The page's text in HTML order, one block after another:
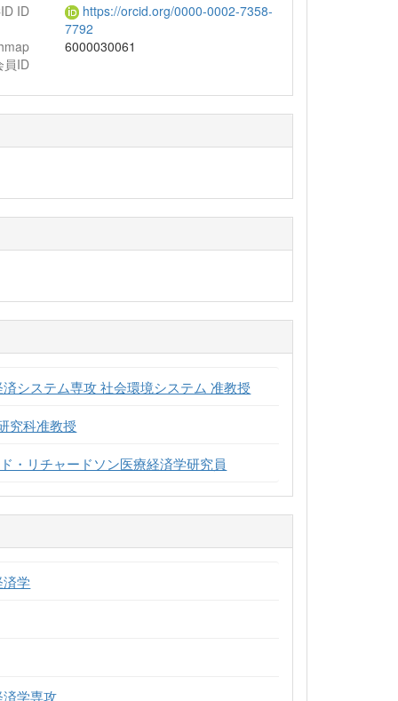
ID
https://orcid.org/0000-0002-7358-
7792
員ID
6000030061
システム専攻 社会環境システム 准教授
究科准教授
・リチャードソン医療経済学研究員
学
学専攻